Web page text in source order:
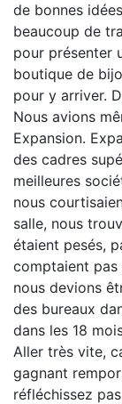
de bonnes
beaucoup de
pour présenter
boutique de
pour y arriver.
Nous avions
Expansion.
des cadres
meilleures
nous
salle, nous
étaient pesés,
comptaient pas
nous devions
des bureaux
dans les 18
Aller très vite,
gagnant
réfléchissez